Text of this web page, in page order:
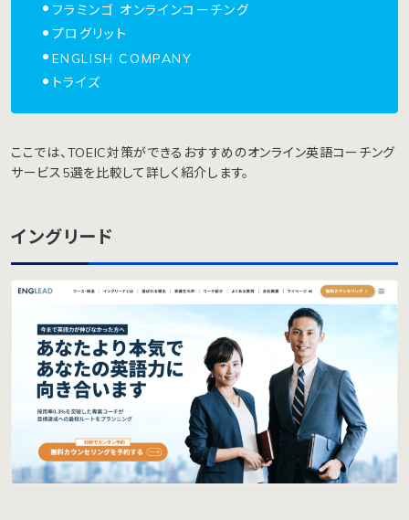
フラミンゴ オンラインコーチング
プログリット
ENGLISH COMPANY
トライズ
ここでは、TOEIC対策ができるおすすめのオンライン英語コーチング
サービス5選を比較して詳しく紹介します。
イングリード